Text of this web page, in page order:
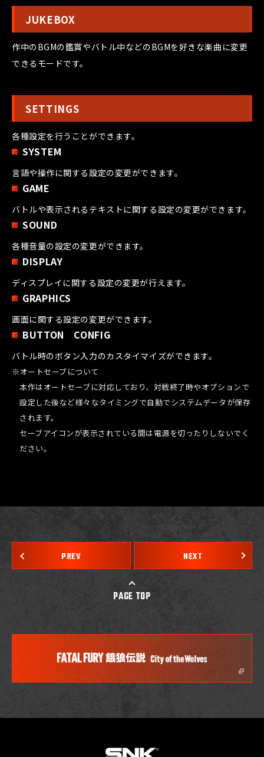
JUKEBOX
作中のBGMの鑑賞やバトル中などのBGMを好きな楽曲に変更
できるモードです。
SETTINGS
各種設定を行うことができます。
SYSTEM
言語や操作に関する設定の変更ができます。
GAME
バトルや表示されるテキストに関する設定の変更ができます。
SOUND
各種音量の設定の変更ができます。
DISPLAY
ディスプレイに関する設定の変更が行えます。
GRAPHICS
画面に関する設定の変更ができます。
BUTTON CONFIG
バトル時のボタン入力のカスタイマイズができます。
※オートセーブについて
本作はオートセーブに対応しており、対戦終了時やオプションで
設定した後など様々なタイミングで自動でシステムデータが保存
されます。
セーブアイコンが表示されている間は電源を切ったりしないでく
ださい。
PREV NEXT
PAGE TOP